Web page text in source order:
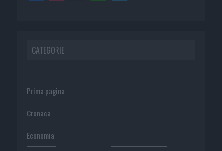
CATEGORIE
Prima pagina
Cronaca
Economia